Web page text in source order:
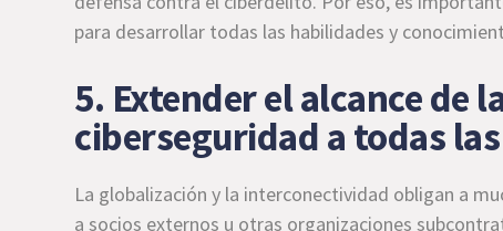
para desarrollar todas las habilidades y
5. Extender el alcance de
ciberseguridad a todas
La globalización y la interconectividad obligan a
a socios externos u otras organizaciones